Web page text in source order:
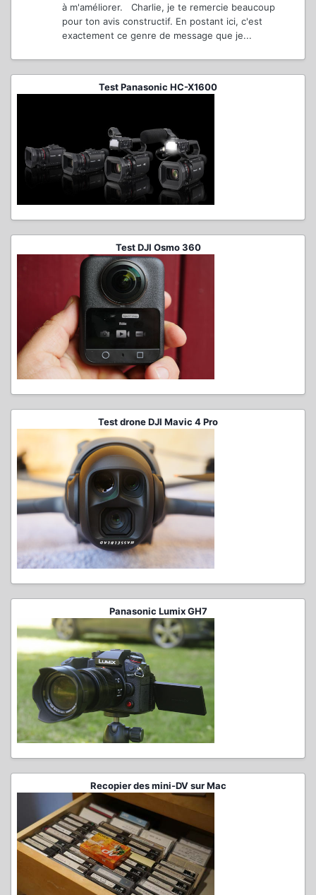
à m'améliorer. Charlie, je te remercie beaucoup
pour ton avis constructif. En postant ici, c'est
exactement ce genre de message que je...
Test Panasonic HC-X1600
Test DJI Osmo 360
Test drone DJI Mavic 4 Pro
Panasonic Lumix GH7
Recopier des mini-DV sur Mac